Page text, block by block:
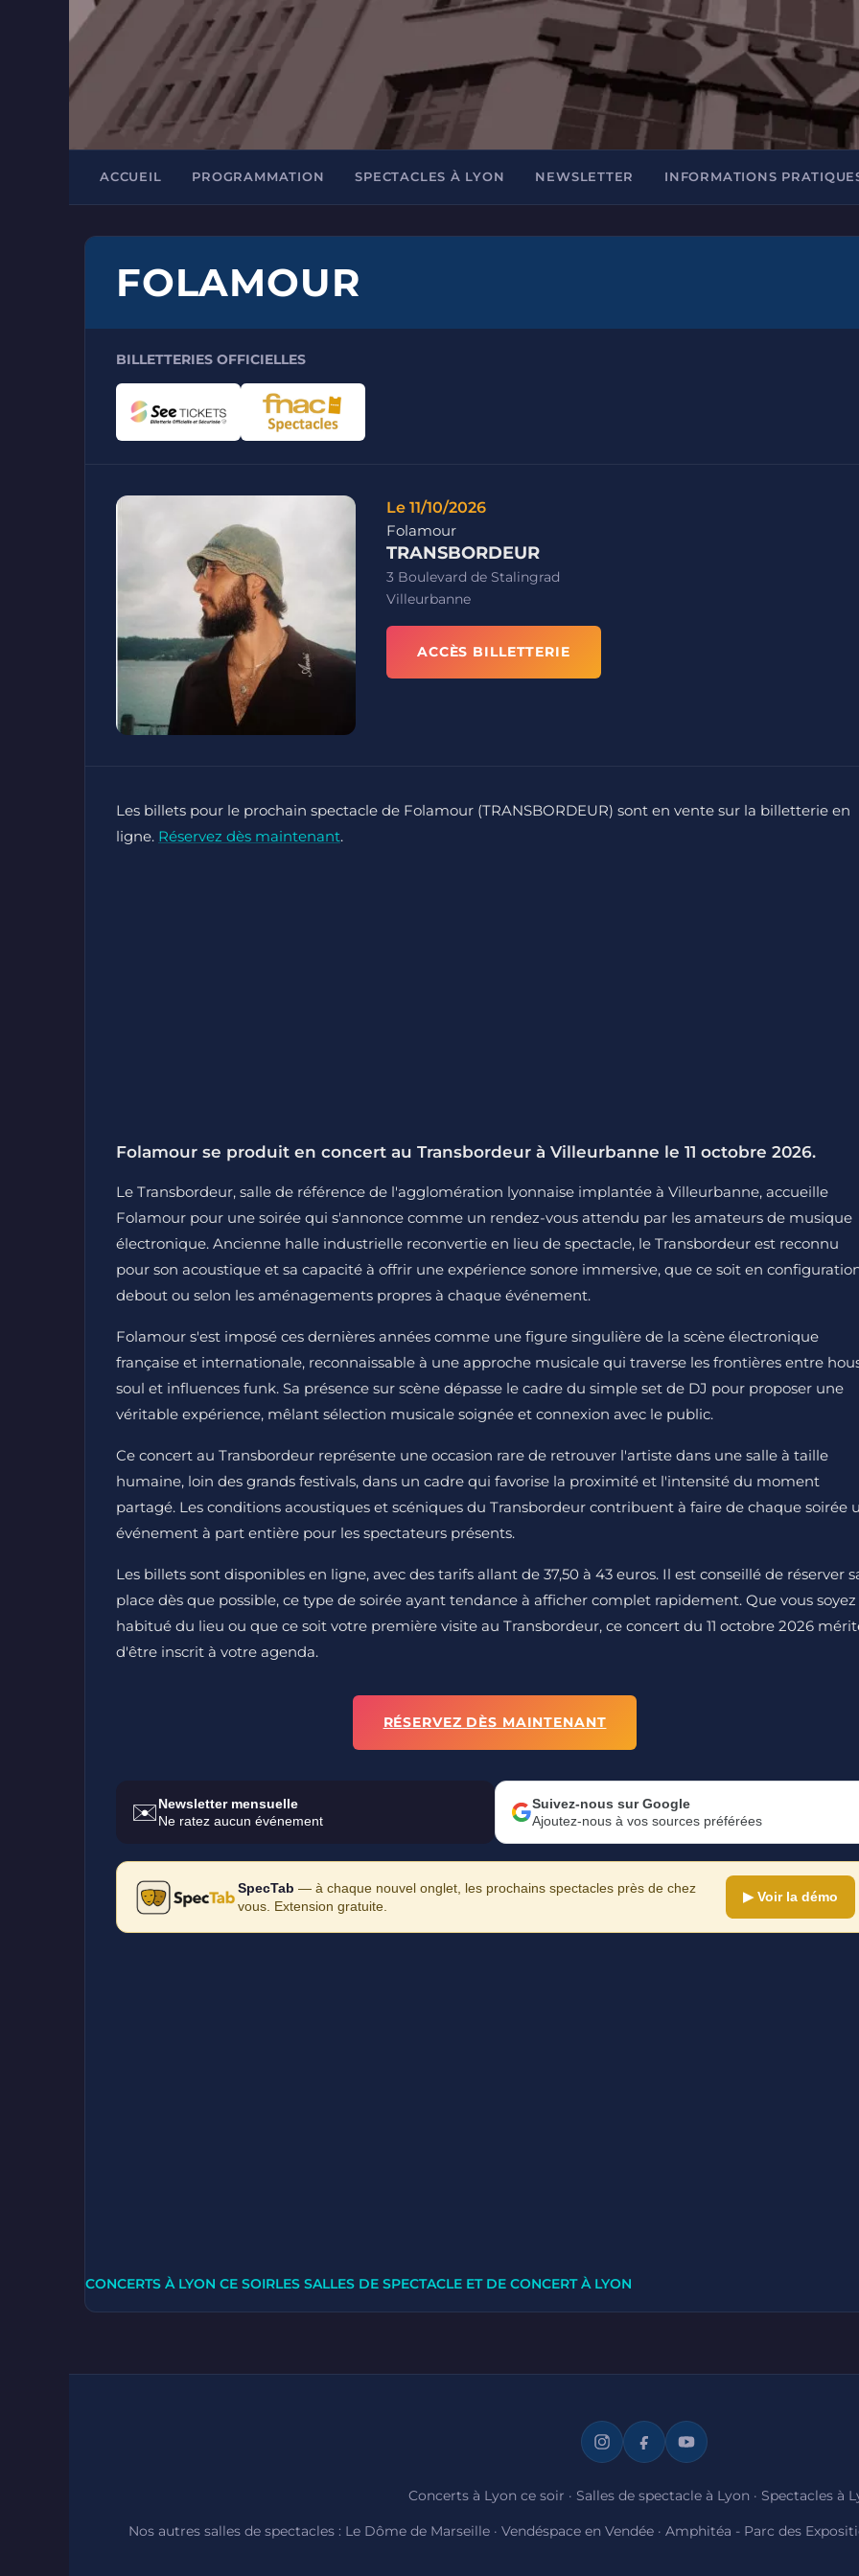
ACCUEIL PROGRAMMATION SPECTACLES À LYON NEWSLETTER INFORMATIONS
FOLAMOUR
BILLETTERIES OFFICIELLES
Le 11/10/2026
Folamour
TRANSBORDEUR
3 Boulevard de Stalingrad
Villeurbanne
ACCÈS BILLETTERIE
Les billets pour le prochain spectacle de Folamour (TRANSBORDEUR) sont en vente sur la billetterie en
ligne. Réservez dès maintenant.
Folamour se produit en concert au Transbordeur à Villeurbanne le 11 octobre 2026.
Le Transbordeur, salle de référence de l'agglomération lyonnaise implantée à Villeurbanne, accueille
Folamour pour une soirée qui s'annonce comme un rendez-vous attendu par les amateurs de musique
électronique. Ancienne halle industrielle reconvertie en lieu de spectacle, le Transbordeur est reconnu
pour son acoustique et sa capacité à offrir une expérience sonore immersive, que ce soit en
debout ou selon les aménagements propres à chaque événement.
Folamour s'est imposé ces dernières années comme une figure singulière de la scène électronique
française et internationale, reconnaissable à une approche musicale qui traverse les frontières entre
soul et influences funk. Sa présence sur scène dépasse le cadre du simple set de DJ pour proposer une
véritable expérience, mêlant sélection musicale soignée et connexion avec le public.
Ce concert au Transbordeur représente une occasion rare de retrouver l'artiste dans une salle à taille
humaine, loin des grands festivals, dans un cadre qui favorise la proximité et l'intensité du moment
partagé. Les conditions acoustiques et scéniques du Transbordeur contribuent à faire de chaque soirée
événement à part entière pour les spectateurs présents.
Les billets sont disponibles en ligne, avec des tarifs allant de 37,50 à 43 euros. Il est conseillé de réserver
place dès que possible, ce type de soirée ayant tendance à afficher complet rapidement. Que vous soyez
habitué du lieu ou que ce soit votre première visite au Transbordeur, ce concert du 11 octobre 2026
d'être inscrit à votre agenda.
RÉSERVEZ DÈS MAINTENANT
✉️Newsletter mensuelle
Ne ratez aucun événement
Suivez-nous sur Google
Ajoutez-nous à vos sources préférées
SpecTab — à chaque nouvel onglet, les prochains spectacles près de chez
vous. Extension gratuite.
▶ Voir la démo
CONCERTS À LYON CE SOIRLES SALLES DE SPECTACLE ET DE CONCERT À LYON
Concerts à Lyon ce soir · Salles de spectacle à Lyon · Spectacles à
Nos autres salles de spectacles : Le Dôme de Marseille · Vendéspace en Vendée · Amphitéa - Parc des